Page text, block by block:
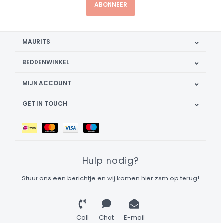
ABONNEER
MAURITS
BEDDENWINKEL
MIJN ACCOUNT
GET IN TOUCH
Hulp nodig?
Stuur ons een berichtje en wij komen hier zsm op terug!
Call Chat E-mail